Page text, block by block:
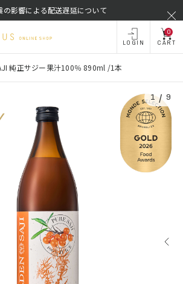
の影響による配送遅延について
LOGIN
0
CART
純正サジー果汁100％ 890ml /1本
1 / 9